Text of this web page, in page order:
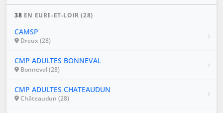
38 EN EURE-ET-LOIR (28)
CAMSP
Dreux (28)
CMP ADULTES BONNEVAL
Bonneval (28)
CMP ADULTES CHATEAUDUN
Châteaudun (28)